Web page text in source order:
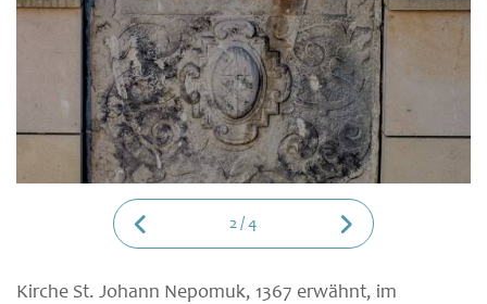
2/4
Kirche St. Johann Nepomuk, 1367 erwähnt, im